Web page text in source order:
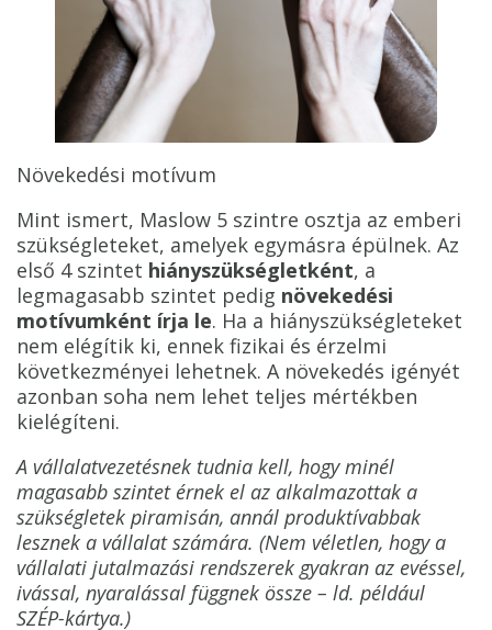
Növekedési motívum
Mint ismert, Maslow 5 szintre osztja az emberi
szükségleteket, amelyek egymásra épülnek. Az
első 4 szintet hiányszükségletként, a
legmagasabb szintet pedig növekedési
motívumként írja le. Ha a hiányszükségleteket
nem elégítik ki, ennek fizikai és érzelmi
következményei lehetnek. A növekedés igényét
azonban soha nem lehet teljes mértékben
kielégíteni.
A vállalatvezetésnek tudnia kell, hogy minél
magasabb szintet érnek el az alkalmazottak a
szükségletek piramisán, annál produktívabbak
lesznek a vállalat számára. (Nem véletlen, hogy a
vállalati jutalmazási rendszerek gyakran az evéssel,
ivással, nyaralással függnek össze – ld. például
SZÉP-kártya.)